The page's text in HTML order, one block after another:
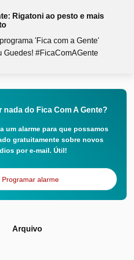
Rigatoni ao pesto e mais
'Fica com a Gente'
Guedes! #FicaComAGente
nada do Fica Com A Gente?
um alarme para que possamos
gratuitamente sobre novos
por e-mail. Útil!
Programar alarme
Arquivo